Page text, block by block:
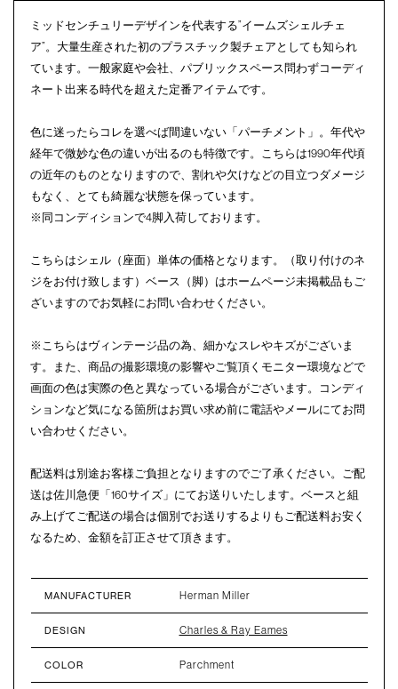
ミッドセンチュリーデザインを代表する”イームズシェルチェ
ア”。大量生産された初のプラスチック製チェアとしても知られ
ています。一般家庭や会社、パブリックスペース問わずコーディ
ネート出来る時代を超えた定番アイテムです。
色に迷ったらコレを選べば間違いない「パーチメント」。年代や
経年で微妙な色の違いが出るのも特徴です。こちらは1990年代頃
の近年のものとなりますので、割れや欠けなどの目立つダメージ
もなく、とても綺麗な状態を保っています。
※同コンディションで4脚入荷しております。
こちらはシェル（座面）単体の価格となります。（取り付けのネ
ジをお付け致します）ベース（脚）はホームページ未掲載品もご
ざいますのでお気軽にお問い合わせください。
※こちらはヴィンテージ品の為、細かなスレやキズがございま
す。また、商品の撮影環境の影響やご覧頂くモニター環境などで
画面の色は実際の色と異なっている場合がございます。コンディ
ションなど気になる箇所はお買い求め前に電話やメールにてお問
い合わせください。
配送料は別途お客様ご負担となりますのでご了承ください。ご配
送は佐川急便「160サイズ」にてお送りいたします。ベースと組
み上げてご配送の場合は個別でお送りするよりもご配送料お安く
なるため、金額を訂正させて頂きます。
MANUFACTURER Herman Miller
DESIGN Charles & Ray Eames
COLOR Parchment